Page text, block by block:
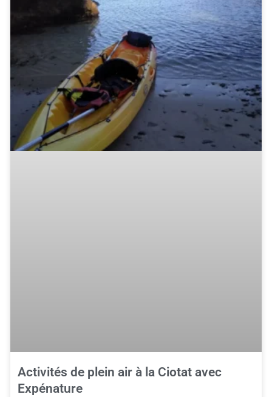
Activités de plein air à la Ciotat avec
Expénature